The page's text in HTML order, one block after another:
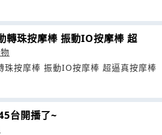
轉珠按摩棒 振動IO按摩棒 超
珠按摩棒 振動IO按摩棒 超逼真按摩棒
台開播了~